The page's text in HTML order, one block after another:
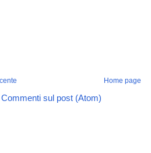
Home page
Commenti sul post (Atom)